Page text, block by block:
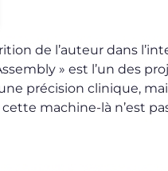
de l’auteur dans
» est l’un des
précision clinique,
machine-là n’est